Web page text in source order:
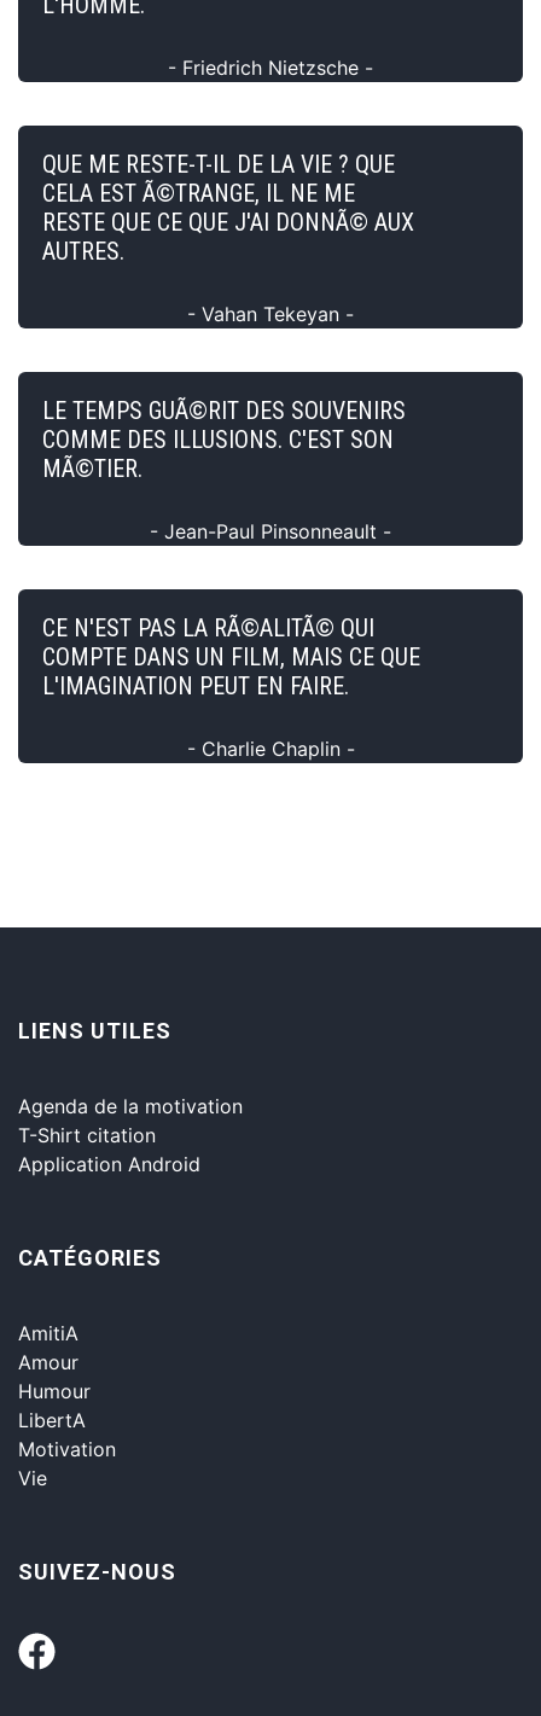
- Friedrich Nietzsche -
QUE ME RESTE-T-IL DE LA VIE ? QUE
CELA EST Ã©TRANGE, IL NE ME
RESTE QUE CE QUE J'AI DONNÃ© AUX
AUTRES.
- Vahan Tekeyan -
LE TEMPS GUÃ©RIT DES SOUVENIRS
COMME DES ILLUSIONS. C'EST SON
MÃ©TIER.
- Jean-Paul Pinsonneault -
CE N'EST PAS LA RÃ©ALITÃ© QUI
COMPTE DANS UN FILM, MAIS CE QUE
L'IMAGINATION PEUT EN FAIRE.
- Charlie Chaplin -
LIENS UTILES
Agenda de la motivation
T-Shirt citation
Application Android
CATÉGORIES
AmitiA
Amour
Humour
LibertA
Motivation
Vie
SUIVEZ-NOUS